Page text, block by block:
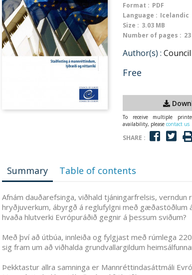
Format : PDF
Language : Icelandic
Size : 3.03 MB
Number of pages : 23
Author(s) :
Free
To receive multiple
availability, please contact us
SHARE :
Summary Table of contents
Afnám dauðarefsinga, viðhald tjáningarfrelsis,
hryðjuverkum, ábyrgð á reglufylgni með
hvaða hlutverki Evrópuráðið gegnir á þessum sviðum?
Með því að útbúa, innleiða og fylgjast með rúmlega
sig fram um að viðhalda grundvallargildum
Þekktastur allra samninga er Mannréttindasáttmáli